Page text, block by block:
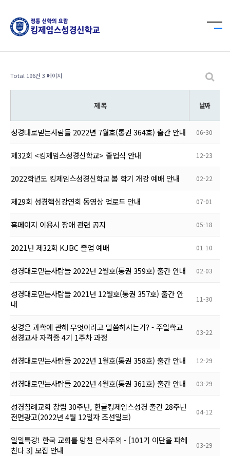
Total 196건 3 페이지
제 목 날짜
성경대로믿는사람들 2022년 7월호(통권 364호) 출간 안내 06-30
제32회 <킹제임스성경신학교> 졸업식 안내 12-23
2022학년도 킹제임스성경신학교 봄 학기 개강 예배 안내 02-22
제29회 성경핵심강연회 동영상 업로드 안내 07-01
홈페이지 이용시 장애 관련 공지 05-18
2021년 제32회 KJBC 졸업 예배 01-10
성경대로믿는사람들 2022년 2월호(통권 359호) 출간 안내 02-03
성경대로믿는사람들 2021년 12월호(통권 357호) 출간 안
내
11-30
성경은 과학에 관해 무엇이라고 말씀하시는가? - 주일학교
성경교사 자격증 4기 1주차 과정
03-22
성경대로믿는사람들 2022년 1월호(통권 358호) 출간 안내 12-29
성경대로믿는사람들 2022년 4월호(통권 361호) 출간 안내 03-29
성경침례교회 창립 30주년, 한글킹제임스성경 출간 28주년
전면광고(2022년 4월 12일자 조선일보)
04-12
일일특강! 한국 교회를 망친 은사주의 - [101기 이단을 파헤
친다 3] 모집 안내
03-29